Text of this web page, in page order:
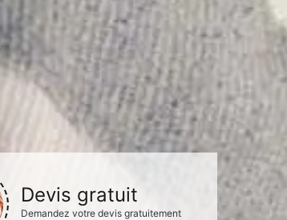
Devis gratuit
Demandez votre devis gratuitement